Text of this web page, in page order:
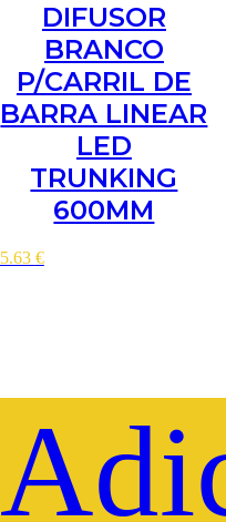
DIFUSOR
BRANCO
P/CARRIL DE
BARRA LINEAR
LED
TRUNKING
600MM
5.63 €